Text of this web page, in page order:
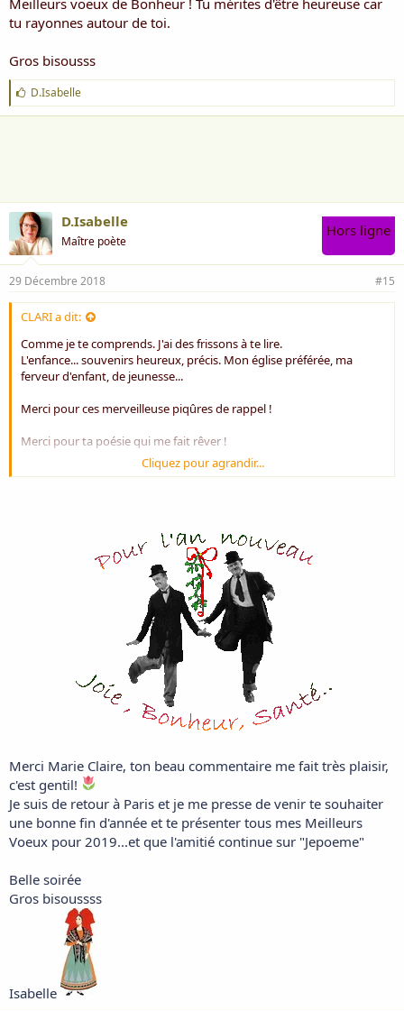
Meilleurs voeux de Bonheur ! Tu mérites d'être heureuse car
tu rayonnes autour de toi.
Gros bisousss
J
'
a
D.Isabelle
D.Isabelle
Maître poète
Hors ligne
29 Décembre 2018 #15
CLARI a dit:
Comme je te comprends. J'ai des frissons à te lire.
L'enfance... souvenirs heureux, précis. Mon église préférée, ma
ferveur d'enfant, de jeunesse...
Merci pour ces merveilleuse piqûres de rappel !
Merci pour ta poésie qui me fait rêver !
Meilleurs voeux de Bonheur ! Tu mérites d'être heureuse car tu
Cliquez pour agrandir...
Merci Marie Claire, ton beau commentaire me fait très plaisir,
c'est gentil!
Je suis de retour à Paris et je me presse de venir te souhaiter
une bonne fin d'année et te présenter tous mes Meilleurs
Voeux pour 2019...et que l'amitié continue sur "Jepoeme"
Belle soirée
Gros bisoussss
Isabelle